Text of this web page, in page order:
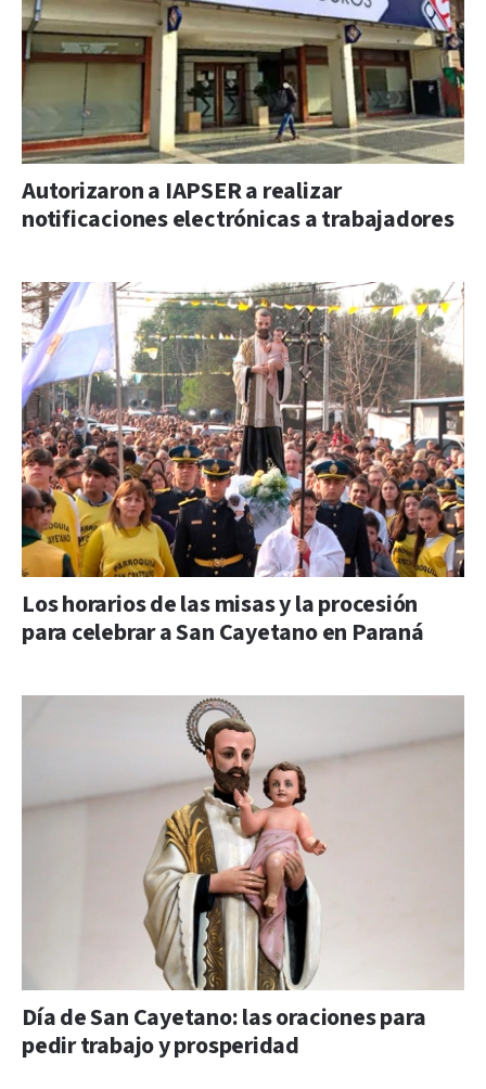
Autorizaron a IAPSER a realizar
notificaciones electrónicas a trabajadores
Los horarios de las misas y la procesión
para celebrar a San Cayetano en Paraná
Día de San Cayetano: las oraciones para
pedir trabajo y prosperidad